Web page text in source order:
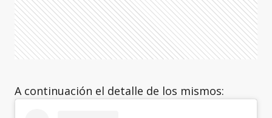
A continuación el detalle de los mismos: